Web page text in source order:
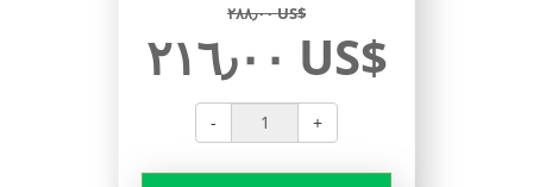
٢٨٨٫٠٠ US$
٢١٦٫٠٠ US$
- +